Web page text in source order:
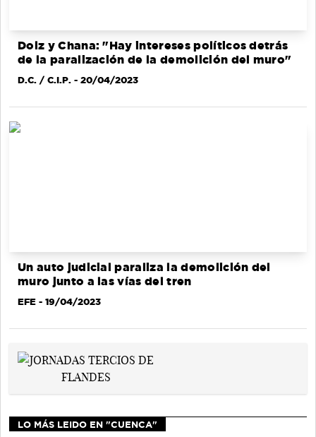
Dolz y Chana: "Hay intereses políticos detrás
de la paralización de la demolición del muro"
D.C. / C.I.P. - 20/04/2023
Un auto judicial paraliza la demolición del
muro junto a las vías del tren
EFE - 19/04/2023
LO MÁS LEIDO EN "CUENCA"